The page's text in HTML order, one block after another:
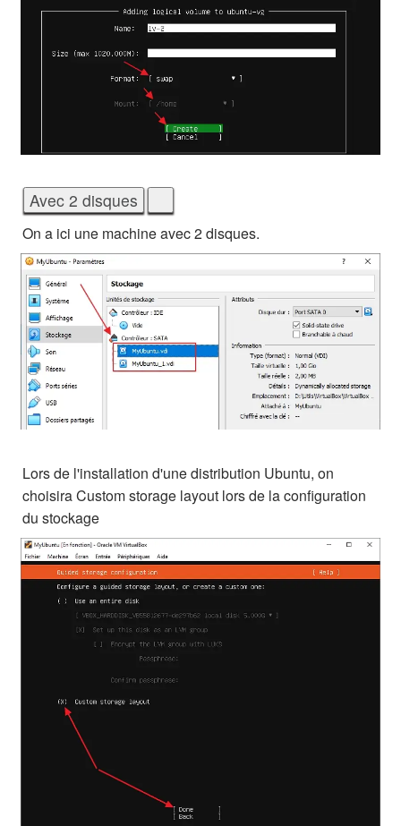
On a ici une machine avec 2 disques.
Lors de l'installation d'une distribution Ubuntu, on
choisira Custom storage layout lors de la configuration
du stockage